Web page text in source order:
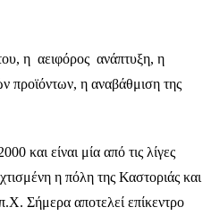
η αειφόρος ανάπτυξη, η
προϊόντων, η αναβάθμιση της
και είναι μία από τις λίγες
η πόλη της Καστοριάς και
Σήμερα αποτελεί επίκεντρο